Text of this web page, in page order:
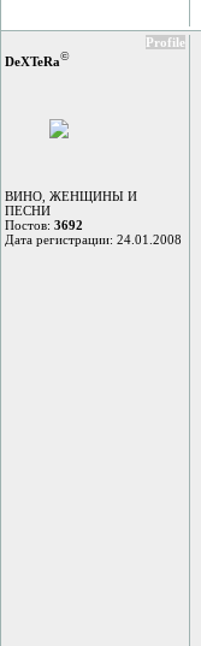
Profile
DeXTeRа©
ВИНО, ЖЕНЩИНЫ И
ПЕСНИ
Постов: 3692
Дата регистрации: 24.01.2008